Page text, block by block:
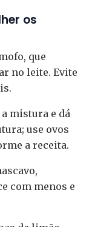
os
que
no leite. Evite
mistura e dá
use ovos
a receita.
com menos e